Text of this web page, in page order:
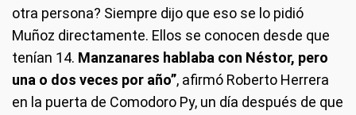
otra persona? Siempre dijo que eso se lo pidió
Muñoz directamente. Ellos se conocen desde que
tenían 14. Manzanares hablaba con Néstor, pero
una o dos veces por año”, afirmó Roberto Herrera
en la puerta de Comodoro Py, un día después de que